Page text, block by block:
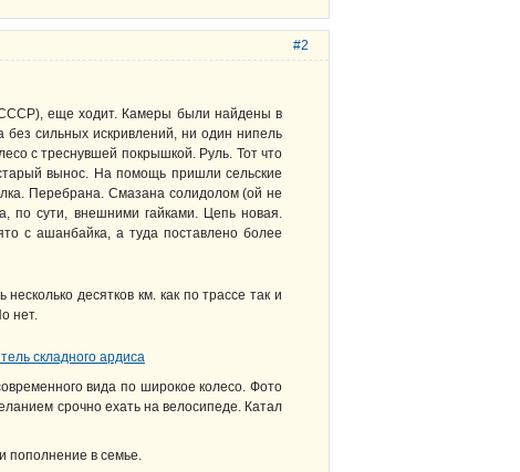
#2
еще ходит. Камеры были найдены в
сильных искривлений, ни один нипель
с треснувшей покрышкой. Руль. Тот что
вынос. На помощь пришли сельские
Перебрана. Смазана солидолом (ой не
по сути, внешними гайками. Цепь новая.
с ашанбайка, а туда поставлено более
десятков км. как по трассе так и
нет.
вида по широкое колесо. Фото
срочно ехать на велосипеде. Катал
пополнение в семье.